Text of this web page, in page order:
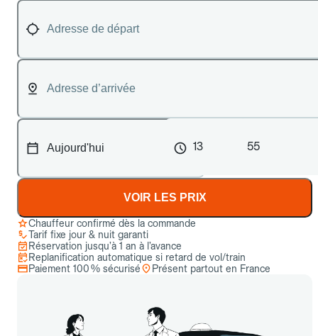
13 55
VOIR LES PRIX
Chauffeur confirmé dès la commande
Tarif fixe jour & nuit garanti
Réservation jusqu’à 1 an à l’avance
Replanification automatique si retard de vol/train
Paiement 100 % sécurisé
Présent partout en France